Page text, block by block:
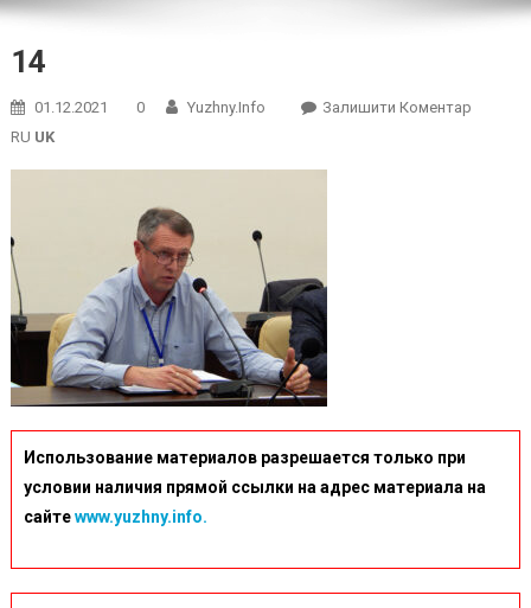
14
01.12.2021 0 Yuzhny.info Залишити КоментарOn
RU UK
Использование материалов разрешается только при
условии наличия прямой ссылки на адрес материала на
сайтеwww.yuzhny.info.